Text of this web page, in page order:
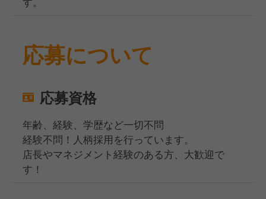
応募について
応募資格
年齢、経験、学歴など一切不問
経験不問！人柄採用を行っています。
店長やマネジメント経験のある方、大歓迎で
す！